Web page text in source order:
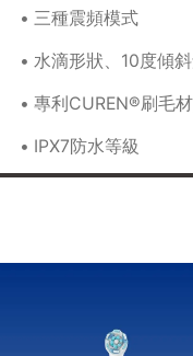
• 三種震頻模式
• 水滴形狀、10度傾
• 專利CUREN®刷毛
• IPX7防水等級